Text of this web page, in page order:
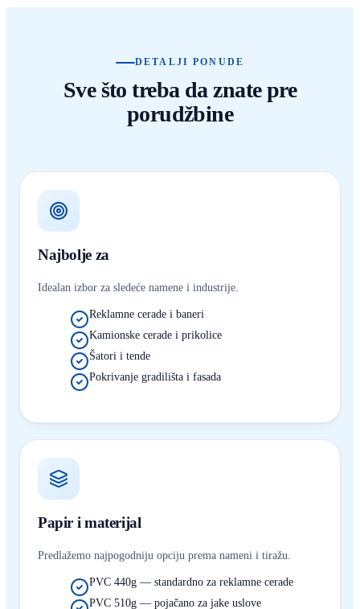
DETALJI PONUDE
Sve što treba da znate pre
porudžbine
Najbolje za
Idealan izbor za sledeće namene i industrije.
Reklamne cerade i baneri
Kamionske cerade i prikolice
Šatori i tende
Pokrivanje gradilišta i fasada
Papir i materijal
Predlažemo najpogodniju opciju prema nameni i tiražu.
PVC 440g — standardno za reklamne cerade
PVC 510g — pojačano za jake uslove